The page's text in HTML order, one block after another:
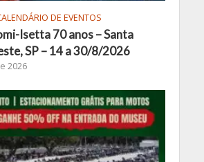
DE EVENTOS
Isetta 70 anos – Santa
SP – 14 a 30/8/2026
2026